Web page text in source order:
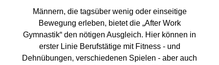
Männern, die tagsüber wenig oder einseitige
Bewegung erleben, bietet die „After Work
Gymnastik“ den nötigen Ausgleich. Hier können in
erster Linie Berufstätige mit Fitness - und
Dehnübungen, verschiedenen Spielen - aber auch